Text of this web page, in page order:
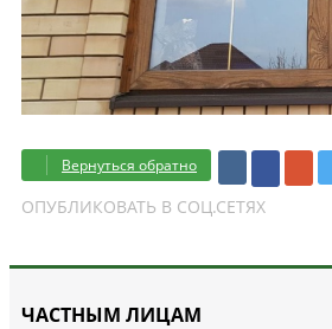
Вернуться обратно
ОПУБЛИКОВАТЬ В СОЦ.СЕТЯХ
ЧАСТНЫМ ЛИЦАМ